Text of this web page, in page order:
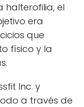
halterofilia, el
era
que
físico y la
Inc. y
a través de